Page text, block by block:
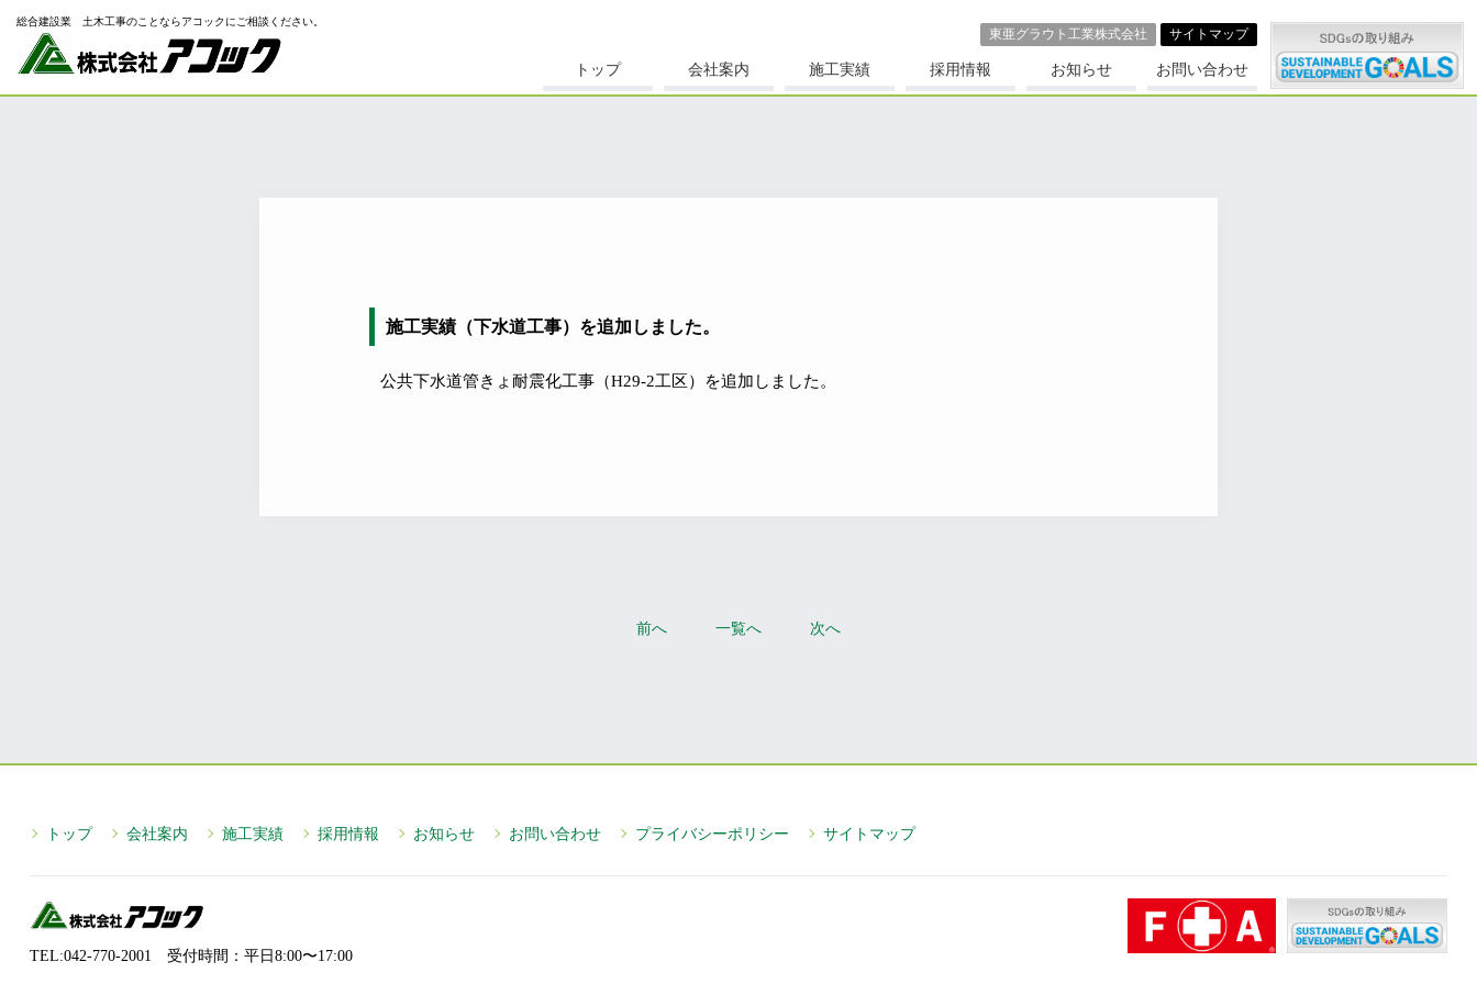
総合建設業 ⼟⽊⼯事のことならアコックにご相談ください。
東亜グラウト⼯業株式会社 サイトマップ
トップ 会社案内 施工実績 採用情報 お知らせ お問い合わせ
施工実績（下水道工事）を追加しました。
公共下水道管きょ耐震化工事（H29-2工区）を追加しました。
前へ 一覧へ 次へ
トップ 会社案内 施工実績 採用情報 お知らせ お問い合わせ プライバシーポリシー サイトマップ
TEL:042-770-2001 受付時間：平⽇8:00〜17:00